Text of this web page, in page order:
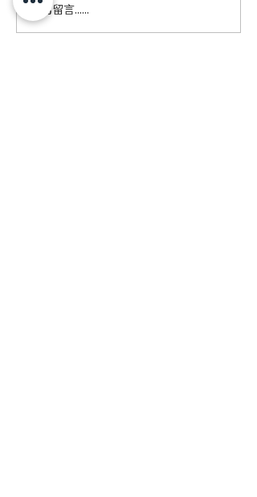
【軟餐俠星級分享🤩】共
融廚房 - 一餸兩食的GIGI
撰寫留言......